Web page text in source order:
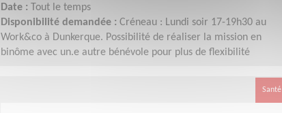
Date : Tout le temps
Disponibilité demandée : Créneau : Lundi soir 17-19h30 au
Work&co à Dunkerque. Possibilité de réaliser la mission en
binôme avec un.e autre bénévole pour plus de flexibilité
Santé